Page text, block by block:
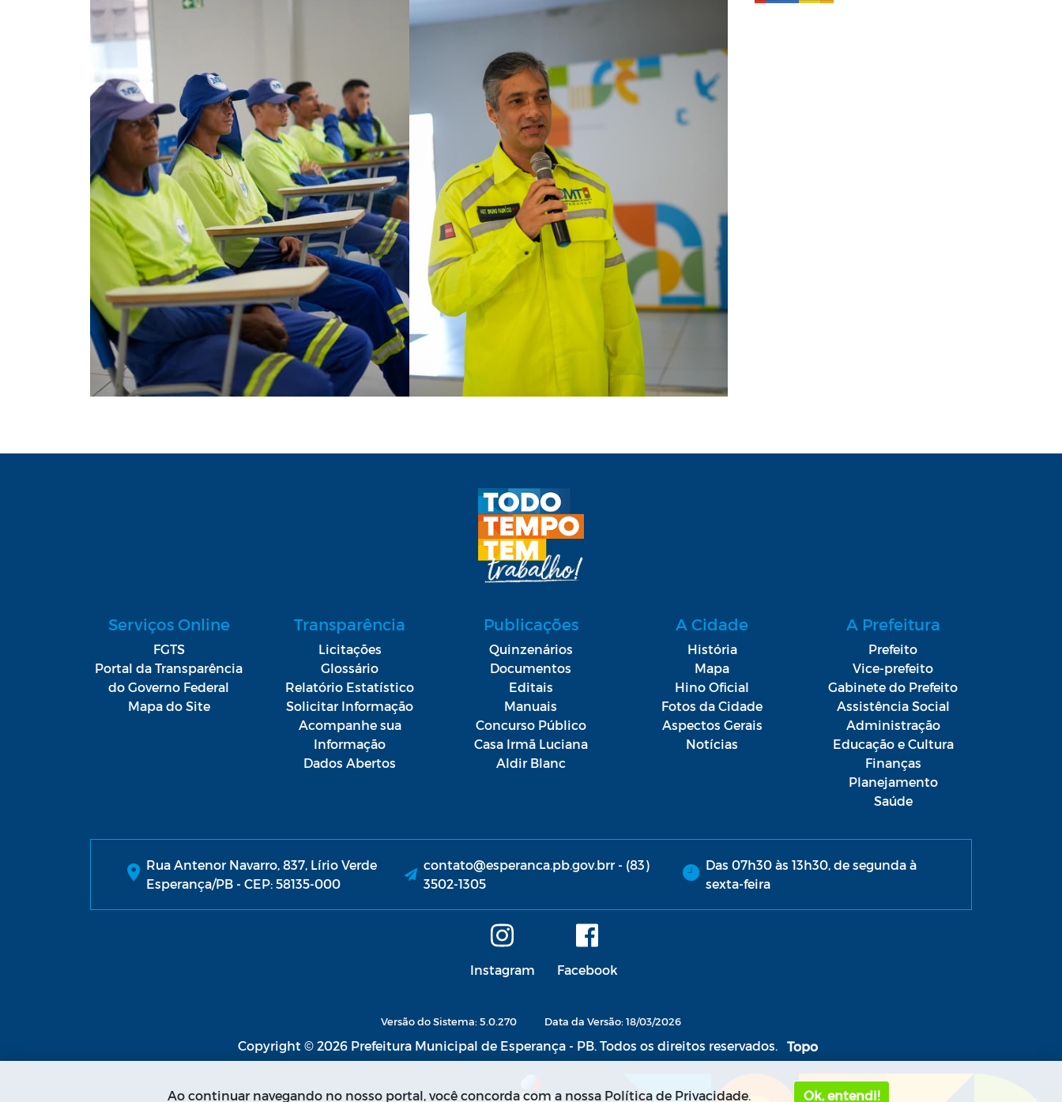
Serviços Online
FGTS
Portal da Transparência
do Governo Federal
Mapa do Site
Transparência
Licitações
Glossário
Relatório Estatístico
Solicitar Informação
Acompanhe sua
Informação
Dados Abertos
Publicações
Quinzenários
Documentos
Editais
Manuais
Concurso Público
Casa Irmã Luciana
Aldir Blanc
A Cidade
História
Mapa
Hino Oficial
Fotos da Cidade
Aspectos Gerais
Notícias
A Prefeitura
Prefeito
Vice-prefeito
Gabinete do Prefeito
Assistência Social
Administração
Educação e Cultura
Finanças
Planejamento
Saúde
Rua Antenor Navarro, 837, Lírio Verde
Esperança/PB - CEP: 58135-000
contato@esperanca.pb.gov.brr - (83)
3502-1305
Das 07h30 às 13h30, de segunda à
sexta-feira
Instagram Facebook
Versão do Sistema: 5.0.270 Data da Versão: 18/03/2026
Copyright © 2026 Prefeitura Municipal de Esperança - PB. Todos os direitos reservados.
Ao continuar navegando no nosso portal, você concorda com a nossa Política de Privacidade. Ok, entendi!